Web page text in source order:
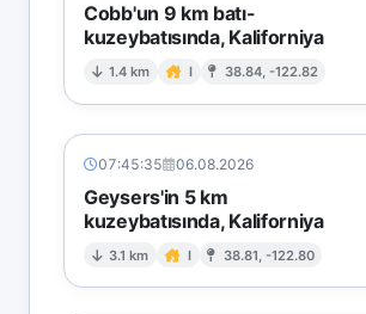
Cobb'un 9 km batı-
kuzeybatısında, Kaliforniya
1.4 km I 38.84, -122.82
07:45:35 06.08.2026
Geysers'in 5 km
kuzeybatısında, Kaliforniya
3.1 km I 38.81, -122.80